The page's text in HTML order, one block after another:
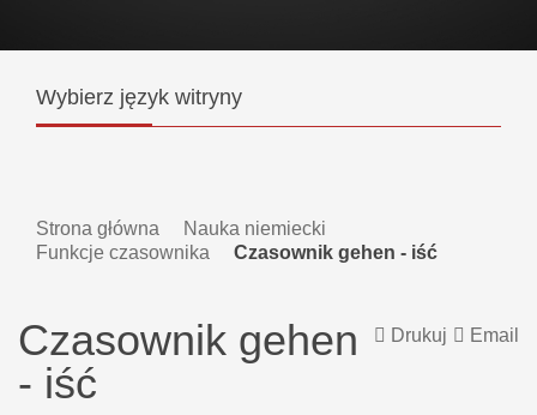
Wybierz język witryny
Strona główna
Nauka niemiecki
Funkcje czasownika
Czasownik gehen - iść
Email
Drukuj
Czasownik gehen
- iść